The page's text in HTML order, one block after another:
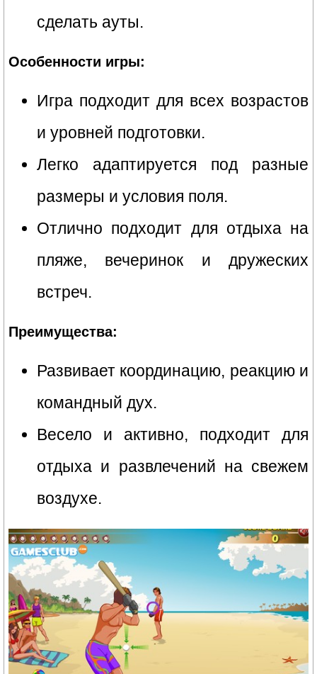
сделать ауты.
Особенности игры:
Игра подходит для всех возрастов
и уровней подготовки.
Легко адаптируется под разные
размеры и условия поля.
Отлично подходит для отдыха на
пляже, вечеринок и дружеских
встреч.
Преимущества:
Развивает координацию, реакцию и
командный дух.
Весело и активно, подходит для
отдыха и развлечений на свежем
воздухе.